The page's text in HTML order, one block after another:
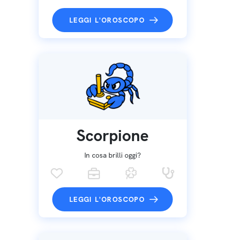
LEGGI L'OROSCOPO
Scorpione
In cosa brilli oggi?
LEGGI L'OROSCOPO